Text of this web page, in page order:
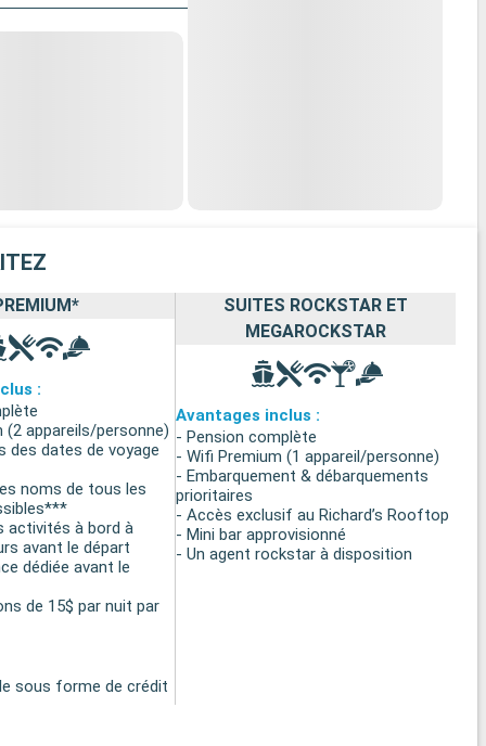
:
(2 appareils/personne)
des dates de voyage
noms de tous les
activités à bord à
avant le départ
dédiée avant le
de 15$ par nuit par
sous forme de crédit
SUITES ROCKSTAR ET
MEGAROCKSTAR
Avantages inclus :
- Pension complète
- Wifi Premium (1 appareil/personne)
- Embarquement & débarquements
prioritaires
- Accès exclusif au Richard’s Rooftop
- Mini bar approvisionné
- Un agent rockstar à disposition